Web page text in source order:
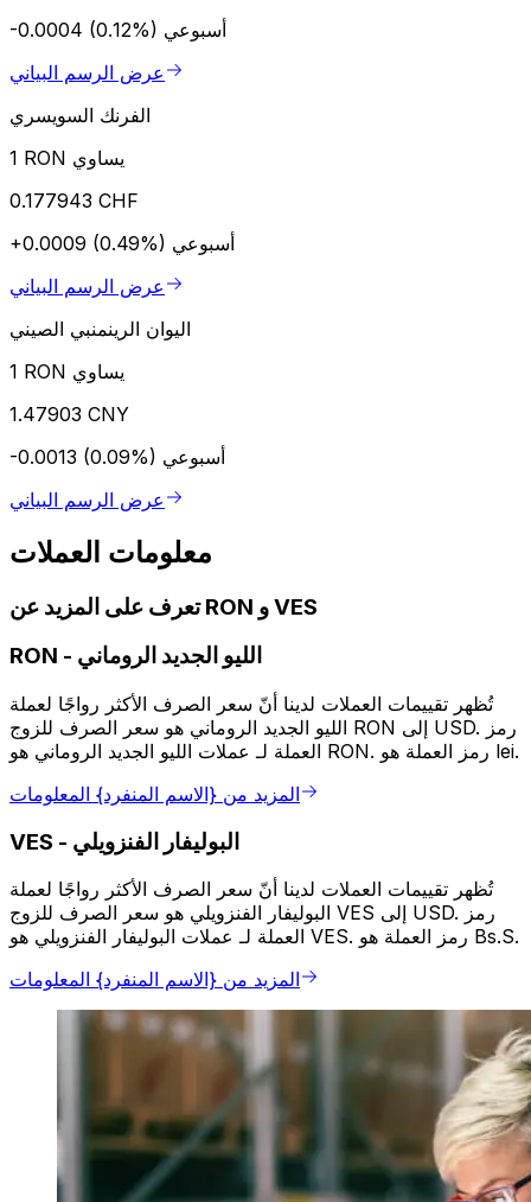
-0.0004 (0.12%) أسبوعي
عرض الرسم البياني
الفرنك السويسري
1 RON يساوي
0.177943 CHF
+0.0009 (0.49%) أسبوعي
عرض الرسم البياني
اليوان الرينمنبي الصيني
1 RON يساوي
1.47903 CNY
-0.0013 (0.09%) أسبوعي
عرض الرسم البياني
معلومات العملات
تعرف على المزيد عن RON و VES
RON - الليو الجديد الروماني
تُظهر تقييمات العملات لدينا أنّ سعر الصرف الأكثر رواجًا لعملة
الليو الجديد الروماني هو سعر الصرف للزوج RON إلى USD. رمز
العملة لـ عملات الليو الجديد الروماني هو RON. رمز العملة هو lei.
المزيد من {الاسم المنفرد} المعلومات
VES - البوليفار الفنزويلي
تُظهر تقييمات العملات لدينا أنّ سعر الصرف الأكثر رواجًا لعملة
البوليفار الفنزويلي هو سعر الصرف للزوج VES إلى USD. رمز
العملة لـ عملات البوليفار الفنزويلي هو VES. رمز العملة هو Bs.S.
المزيد من {الاسم المنفرد} المعلومات